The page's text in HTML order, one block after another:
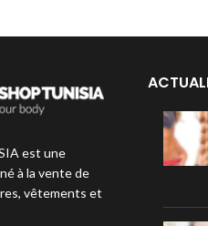
est une
à la vente de
vêtements et